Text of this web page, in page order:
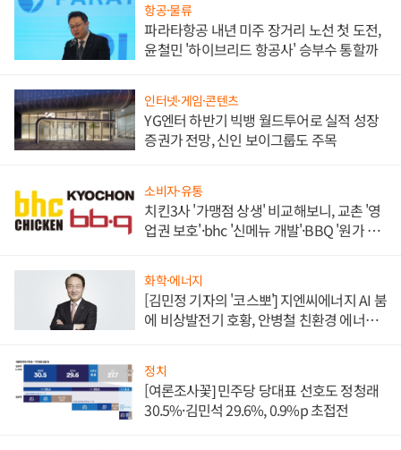
항공·물류
파라타항공 내년 미주 장거리 노선 첫 도전,
윤철민 '하이브리드 항공사' 승부수 통할까
인터넷·게임·콘텐츠
YG엔터 하반기 빅뱅 월드투어로 실적 성장
증권가 전망, 신인 보이그룹도 주목
소비자·유통
치킨3사 '가맹점 상생' 비교해보니, 교촌 '영
업권 보호'·bhc '신메뉴 개발'·BBQ '원가 부
화학·에너지
[김민정 기자의 '코스뽀'] 지엔씨에너지 AI 붐
에 비상발전기 호황, 안병철 친환경 에너지
정치
[여론조사꽃] 민주당 당대표 선호도 정청래
30.5%·김민석 29.6%, 0.9%p 초접전